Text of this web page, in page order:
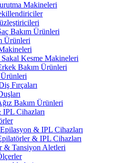
Makineleri
Bakım Ürünleri
Ürünleri
Kesme Makineleri
Bakım Ürünleri
Ürünleri
Fırçaları
Bakım Ürünleri
Cihazları
& IPL Cihazları
& IPL Cihazları
& Tansiyon Aletleri